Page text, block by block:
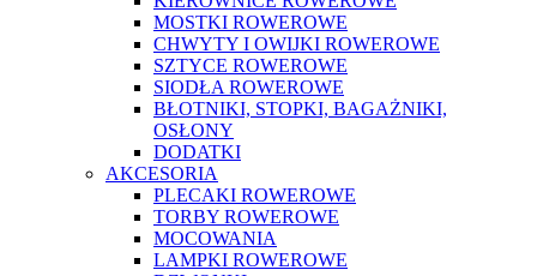
MOSTKI ROWEROWE
CHWYTY I OWIJKI ROWEROWE
SZTYCE ROWEROWE
SIODŁA ROWEROWE
BŁOTNIKI, STOPKI, BAGAŻNIKI,
OSŁONY
DODATKI
AKCESORIA
PLECAKI ROWEROWE
TORBY ROWEROWE
MOCOWANIA
LAMPKI ROWEROWE